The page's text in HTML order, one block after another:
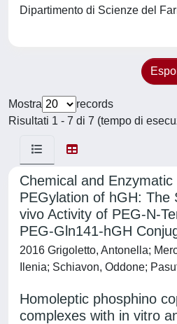
Dipartimento di Scienze del
Mostra
records
Risultati 1 - 7 di 7 (tempo di
Chemical and
PEGylation of hGH: The
vivo Activity of PEG-N-
PEG-Gln141-hGH
2016 Grigoletto, Antonella;
Ilenia; Schiavon, Oddone;
Homoleptic phosphino
complexes with in vitro